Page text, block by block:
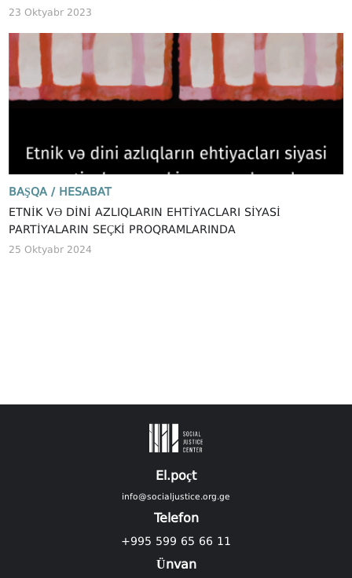
23 Oktyabr 2023
BAŞQA / HESABAT
ETNIK VƏ DINI AZLIQLARIN EHTIYACLARI SIYASI
PARTIYALARIN SEÇKI PROQRAMLARINDA
25 Oktyabr 2024
El.poçt
info@socialjustice.org.ge
Telefon
+995 599 65 66 11
Ünvan